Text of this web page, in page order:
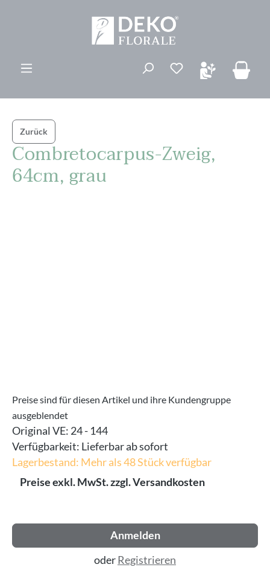
Du hast 0
Zurück
Combretocarpus-Zweig,
64cm, grau
Preise sind für diesen Artikel und ihre Kundengruppe
ausgeblendet
Original VE: 24 - 144
Verfügbarkeit: Lieferbar ab sofort
Lagerbestand: Mehr als 48 Stück verfügbar
Preise exkl. MwSt. zzgl. Versandkosten
Anmelden
oderRegistrieren